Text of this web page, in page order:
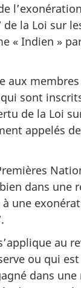
la Loi sur
« Indien »
aux
sont
de la Loi
appelés
dans une
une
au
ou qui
dans une